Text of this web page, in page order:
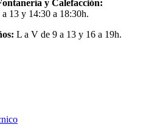
y Calefacción:
13 y 14:30 a 18:30h.
L a V de 9 a 13 y 16 a 19h.